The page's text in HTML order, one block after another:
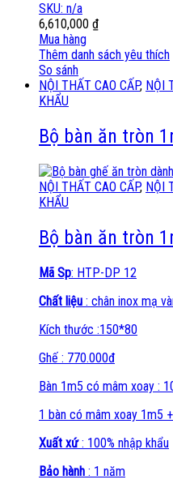
SKU: n/a
6,610,000 ₫
Mua hàng
Thêm danh sách yêu thích
So sánh
NỘI THẤT CAO CẤP, NỘI
KHẨU
Bộ bàn ăn tròn
NỘI THẤT CAO CẤP, NỘI
KHẨU
Bộ bàn ăn tròn
Mã Sp: HTP-DP 12
Chất liệu : chân inox mạ
Kích thước :150*80
Ghế : 770.000đ
Bàn 1m5 có mâm xoay :
1 bàn có mâm xoay 1m5
Xuất xứ: 100% nhập khẩu
Bảo hành : 1 năm